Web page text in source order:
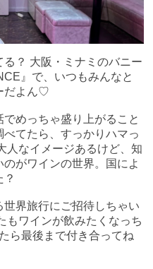
？ 大阪・ミナミのバニー
』で、いつもみんなと
だよん♡
めっちゃ盛り上がること
てたら、すっかりハマっ
人なイメージあるけど、知
がワインの世界。国によ
界旅行にご招待しちゃい
もワインが飲みたくなっち
ら最後まで付き合ってね